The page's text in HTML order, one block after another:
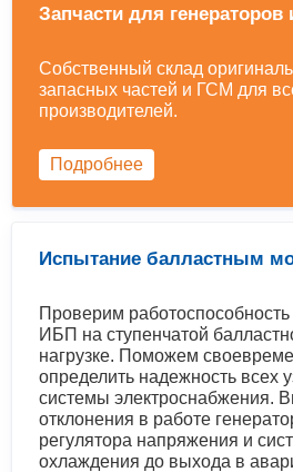
Запчасти для генераторов
Собственный склад
запасных частей и ГСМ для
производителей.
Подробнее
Испытание балластным
Проверим
ИБП на ступенчатой
нагрузке. Поможем
определить надежность всех
системы электроснабжения.
отклонения в работе
регулятора напряжения и
охлаждения до выхода в